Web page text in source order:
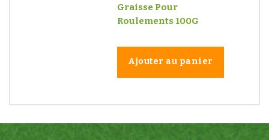
Graisse Pour
Roulements 100G
Ajouter au panier